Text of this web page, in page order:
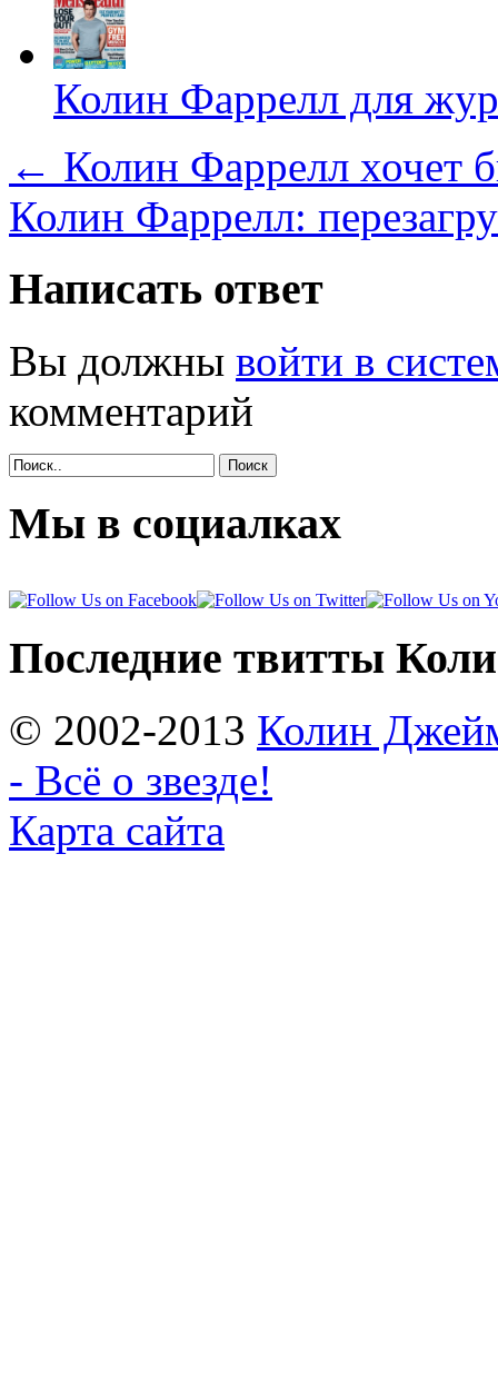
Колин Фаррелл для
← Колин Фаррелл хочет
Колин Фаррелл:
Написать ответ
Вы должны войти в
комментарий
Поиск
Мы в социалках
Последние твитты
© 2002-2013 Колин
- Всё о звезде!
Карта сайта